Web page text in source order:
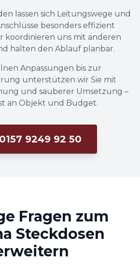
lassen sich Leitungswege und
besonders effizient
koordinieren uns mit anderen
halten den Ablauf planbar.
Anpassungen bis zur
unterstützen wir Sie mit
und sauberer Umsetzung –
an Objekt und Budget.
0157 9249 92 50
Fragen zum
Steckdosen